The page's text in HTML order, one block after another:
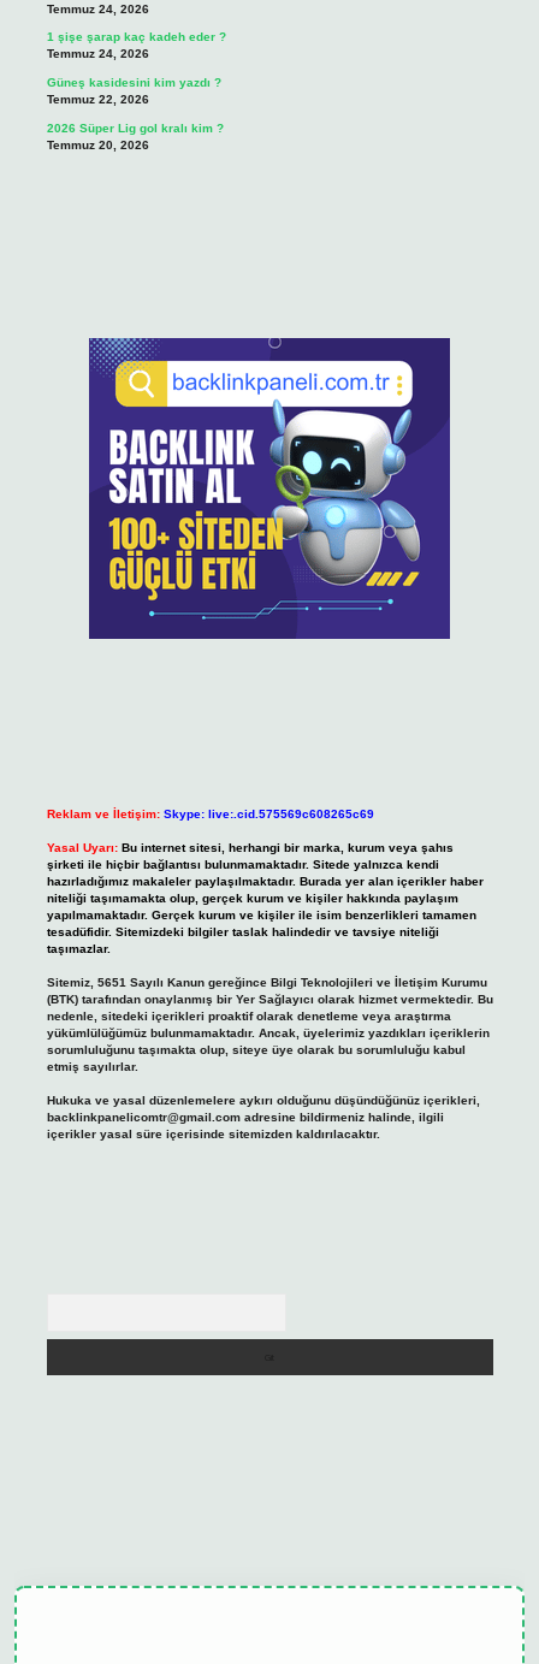
Temmuz 24, 2026
1 şişe şarap kaç kadeh eder ?
Temmuz 24, 2026
Güneş kasidesini kim yazdı ?
Temmuz 22, 2026
2026 Süper Lig gol kralı kim ?
Temmuz 20, 2026
Reklam ve İletişim: Skype: live:.cid.575569c608265c69
Yasal Uyarı: Bu internet sitesi, herhangi bir marka, kurum veya şahıs
şirketi ile hiçbir bağlantısı bulunmamaktadır. Sitede yalnızca kendi
hazırladığımız makaleler paylaşılmaktadır. Burada yer alan içerikler haber
niteliği taşımamakta olup, gerçek kurum ve kişiler hakkında paylaşım
yapılmamaktadır. Gerçek kurum ve kişiler ile isim benzerlikleri tamamen
tesadüfidir. Sitemizdeki bilgiler taslak halindedir ve tavsiye niteliği
taşımazlar.
Sitemiz, 5651 Sayılı Kanun gereğince Bilgi Teknolojileri ve İletişim Kurumu
(BTK) tarafından onaylanmış bir Yer Sağlayıcı olarak hizmet vermektedir. Bu
nedenle, sitedeki içerikleri proaktif olarak denetleme veya araştırma
yükümlülüğümüz bulunmamaktadır. Ancak, üyelerimiz yazdıkları içeriklerin
sorumluluğunu taşımakta olup, siteye üye olarak bu sorumluluğu kabul
etmiş sayılırlar.
Hukuka ve yasal düzenlemelere aykırı olduğunu düşündüğünüz içerikleri,
backlinkpanelicomtr@gmail.comadresine bildirmeniz halinde, ilgili
içerikler yasal süre içerisinde sitemizden kaldırılacaktır.